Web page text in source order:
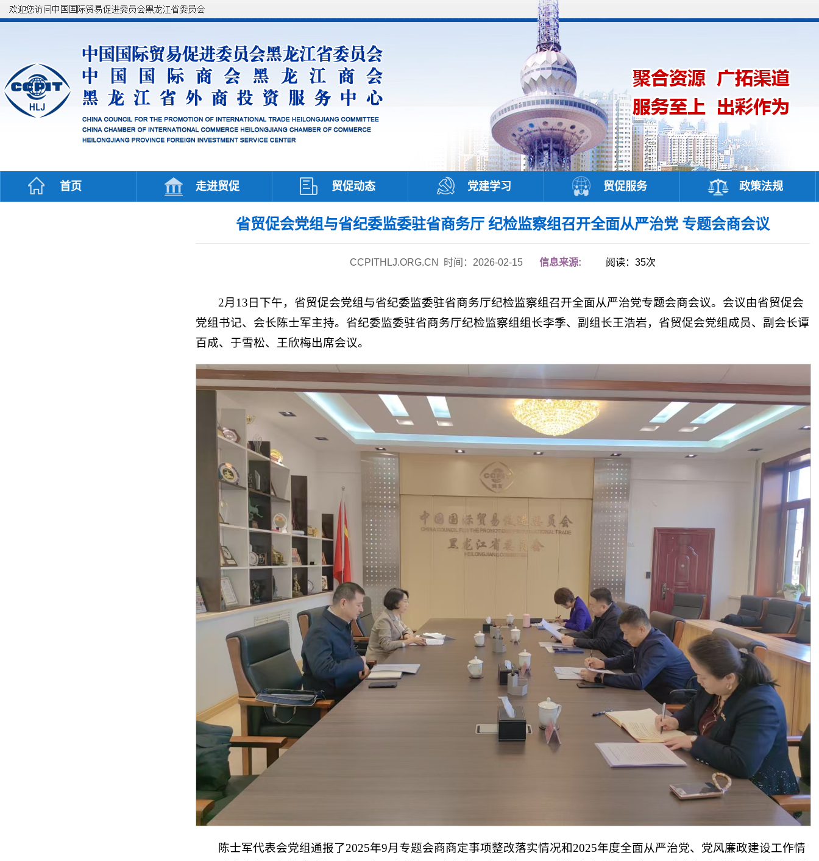
首页 走进贸促 贸促动态 党建学习 贸促服务 政策法规
省贸促会党组与省纪委监委驻省商务厅 纪检监察组召开全面从严治党 专题会商会议
CCPITHLJ.ORG.CN 时间：2026-02-15 信息来源: 阅读： 35次
2月13日下午，省贸促会党组与省纪委监委驻省商务厅纪检监察组召开全面从严治党专题会商会议。会议由省贸促会
党组书记、会长陈士军主持。省纪委监委驻省商务厅纪检监察组组长李季、副组长王浩岩，省贸促会党组成员、副会长谭
百成、于雪松、王欣梅出席会议。
陈士军代表会党组通报了2025年9月专题会商商定事项整改落实情况和2025年度全面从严治党、党风廉政建设工作情